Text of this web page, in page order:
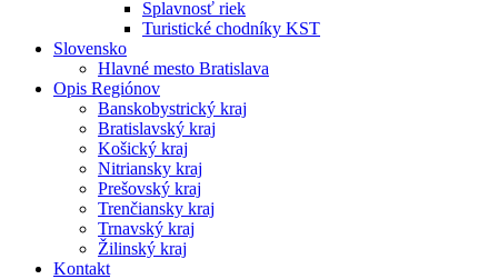
Splavnosť riek
Turistické chodníky KST
Slovensko
Hlavné mesto Bratislava
Opis Regiónov
Banskobystrický kraj
Bratislavský kraj
Košický kraj
Nitriansky kraj
Prešovský kraj
Trenčiansky kraj
Trnavský kraj
Žilinský kraj
Kontakt